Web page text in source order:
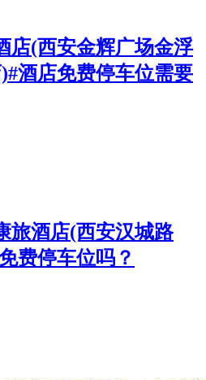
店(西安金辉广场金浮
酒店免费停车位需要
旅酒店(西安汉城路
费停车位吗？